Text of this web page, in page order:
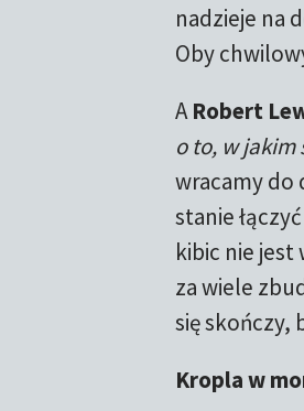
nadzieje na
Oby
ARobert
o to, w jakim
wracamy do
stanie
kibic nie jest
za wiele
się skończy,
Kropla w